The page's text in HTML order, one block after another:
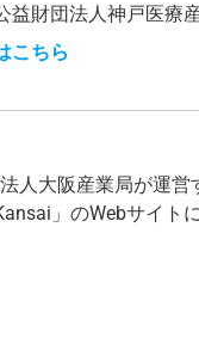
益財団法人神戸医療
こちら
人大阪産業局が運営
」のWebサイト